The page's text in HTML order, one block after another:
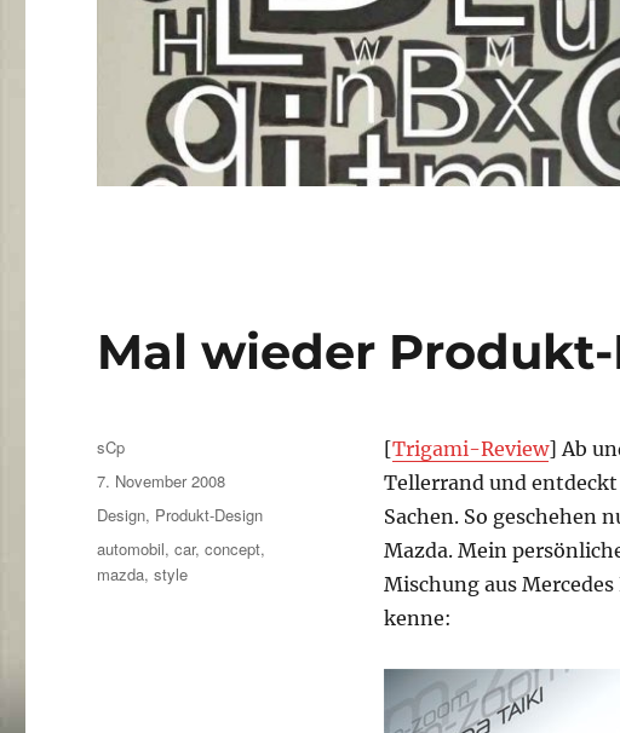
Mal wieder
[Trigami-Review] Ab
Tellerrand und
Sachen. So geschehen
Mazda. Mein
Mischung aus
kenne:
Autor
sCp
Veröffentlicht
am
7. November 2008
Kategorien
Design, Produkt-Design
Schlagwörter
automobil,car,concept,
mazda,style